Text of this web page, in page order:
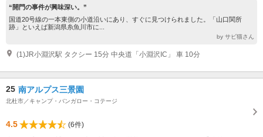
“開門の事件が興味深い。”
国道20号線の一本東側の小道沿いにあり、すぐに見つけられました。「山口関所
跡」といえば新潟県糸魚川市に...
by サビ猫さん
(1)JR小淵沢駅 タクシー 15分 中央道「小淵沢IC」 車 10分
25 南アルプス三景園
北杜市／キャンプ・バンガロー・コテージ
4.5
(6件)